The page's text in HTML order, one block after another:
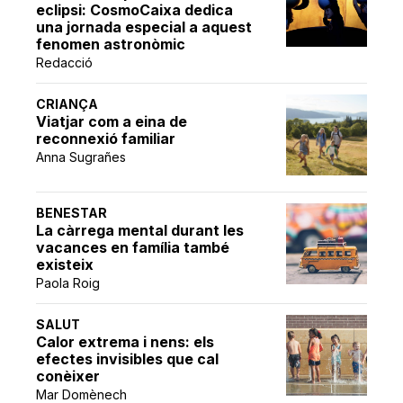
eclipsi: CosmoCaixa dedica
una jornada especial a aquest
fenomen astronòmic
Redacció
CRIANÇA
Viatjar com a eina de
reconnexió familiar
Anna Sugrañes
BENESTAR
La càrrega mental durant les
vacances en família també
existeix
Paola Roig
SALUT
Calor extrema i nens: els
efectes invisibles que cal
conèixer
Mar Domènech